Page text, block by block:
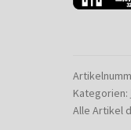
Kategorien:
Alle Artikel